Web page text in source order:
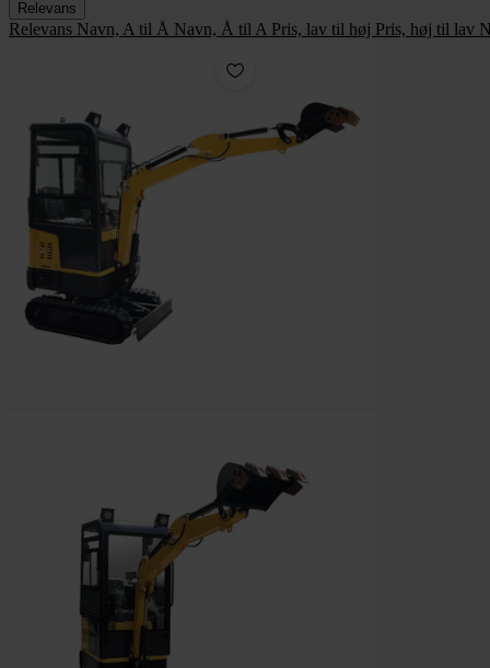
Relevans
Relevans Navn, A til Å Navn, Å til A Pris, lav til høj Pris, høj til lav